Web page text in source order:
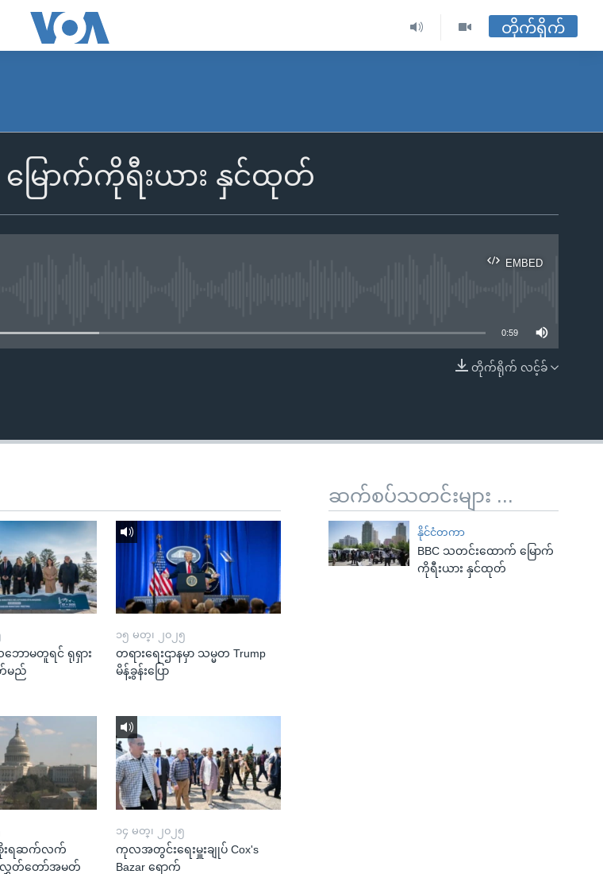
တိုက်ရိုက်
ြောက်ကိုရီးယား နှင်ထုတ်
EMBED
EMBED
0:59
တိုက်ရိုက် လင့်ခ်
ဆက်စပ်သတင်းများ ...
နိုင်ငံတကာ
BBC သတင်းထောက် မြောက်
ကိုရီးယား နှင်ထုတ်
ောမတူရင် ရုရှား
မည်
၁၅ မတ္၊ ၂၀၂၅
တရားရေးဌာနမှာ သမ္မတ Trump
မိန့်ခွန်းပြော
းရဆက်လက်
လွှတ်တော်အမတ်
၁၄ မတ္၊ ၂၀၂၅
ကုလအတွင်းရေးမှူးချုပ် Cox's
Bazar ရောက်